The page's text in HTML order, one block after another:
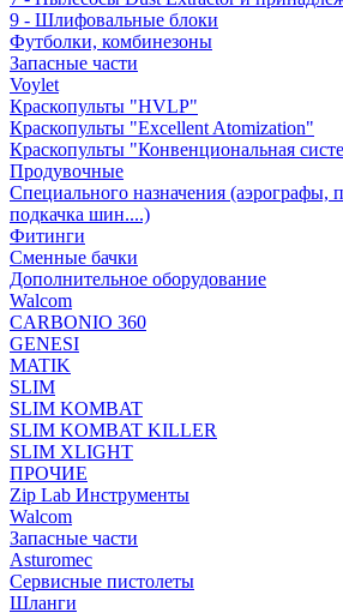
9 - Шлифовальные блоки
Футболки, комбинезоны
Запасные части
Voylet
Краскопульты "HVLP"
Краскопульты "Excellent Atomization"
Краскопульты "Конвенциональная
Продувочные
Специального назначения (аэрографы,
подкачка шин....)
Фитинги
Сменные бачки
Дополнительное оборудование
Walcom
CARBONIO 360
GENESI
MATIK
SLIM
SLIM KOMBAT
SLIM KOMBAT KILLER
SLIM XLIGHT
ПРОЧИЕ
Zip Lab Инструменты
Walсom
Запасные части
Asturomec
Сервисные пистолеты
Шланги